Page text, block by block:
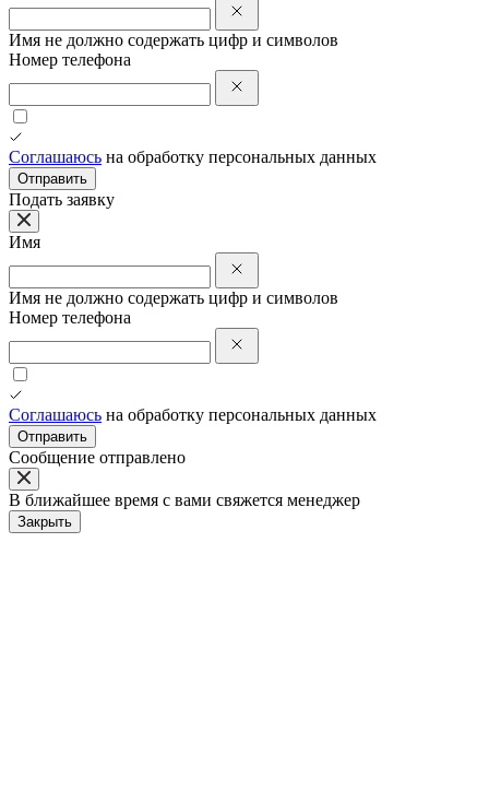
Имя не должно содержать цифр и символов
Номер телефона
Соглашаюсь на обработку персональных данных
Отправить
Подать заявку
Имя
Имя не должно содержать цифр и символов
Номер телефона
Соглашаюсь на обработку персональных данных
Отправить
Сообщение отправлено
В ближайшее время с вами свяжется менеджер
Закрыть